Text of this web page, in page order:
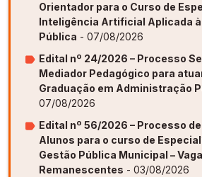
Orientador para o Curso de
Inteligência Artificial Aplicada
Pública - 07/08/2026
Edital nº 24/2026 – Processo
Mediador Pedagógico para
Graduação em Administração
07/08/2026
Edital nº 56/2026 – Processo
Alunos para o curso de
Gestão Pública Municipal –
Remanescentes - 03/08/2026